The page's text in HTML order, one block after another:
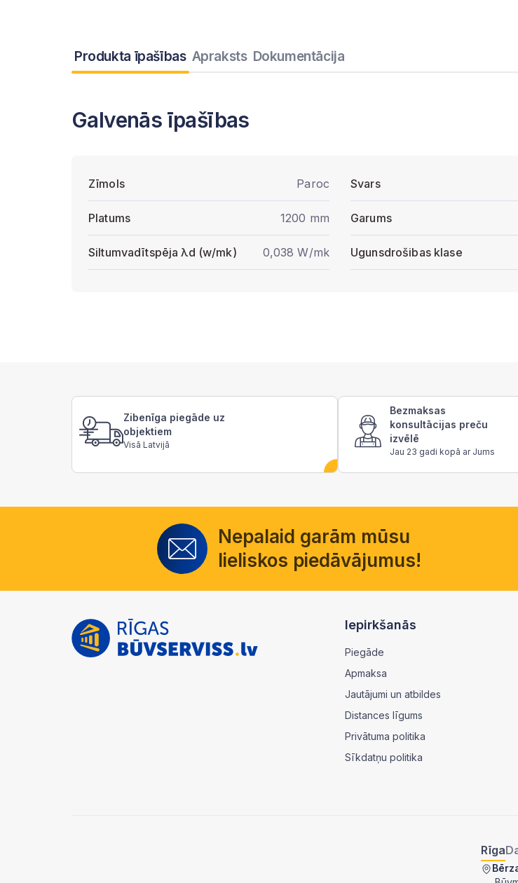
Produkta īpašības Apraksts Dokumentācija
Galvenās īpašības
Zīmols Paroc Svars
Platums 1200 mm Garums
Siltumvadītspēja λd (w/mk) 0,038 W/mk Ugunsdrošibas klase
Zibenīga piegāde uz
objektiem
Visā Latvijā
Bezmaksas
konsultācijas preču
izvēlē
Jau 23 gadi kopā ar Jums
Nepalaid garām mūsu
lieliskos piedāvājumus!
Iepirkšanās
Piegāde
Apmaksa
Jautājumi un atbildes
Distances līgums
Privātuma politika
Sīkdatņu politika
Rīga